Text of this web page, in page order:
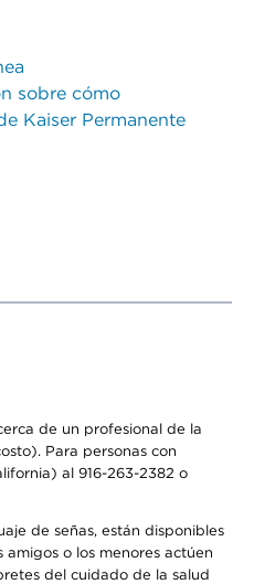
sobre cómo
Kaiser Permanente
de un profesional de la
Para personas con
al 916-263-2382 o
de señas, están disponibles
o los menores actúen
del cuidado de la salud